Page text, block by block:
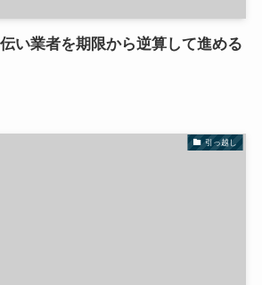
い業者を期限から逆算して進める
引っ越し